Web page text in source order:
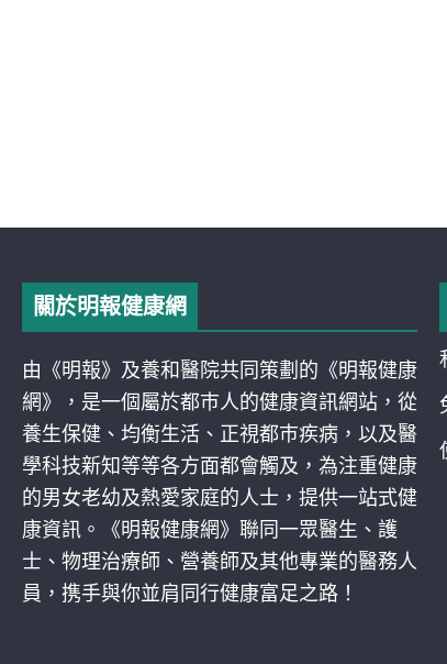
關於明報健康網
由《明報》及養和醫院共同策劃的《明報健康
網》，是一個屬於都巿人的健康資訊網站，從
養生保健、均衡生活、正視都巿疾病，以及醫
學科技新知等等各方面都會觸及，為注重健康
的男女老幼及熱愛家庭的人士，提供一站式健
康資訊。《明報健康網》聯同一眾醫生、護
士、物理治療師、營養師及其他專業的醫務人
員，携手與你並肩同行健康富足之路！